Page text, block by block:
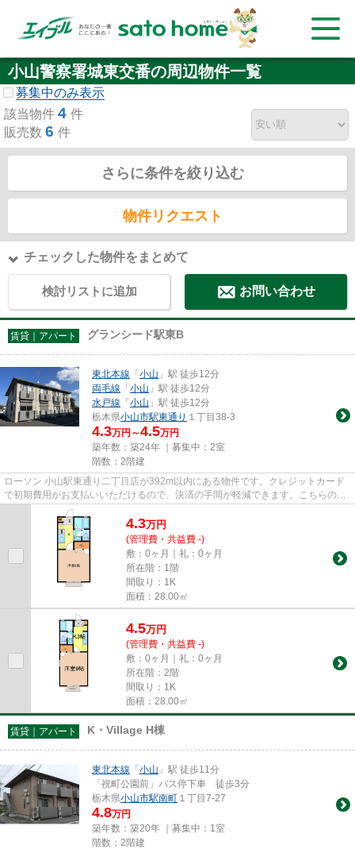
小山警察署城東交番の周辺物件一覧
募集中のみ表示
該当物件 4 件
販売数 6 件
さらに条件を絞り込む
物件リクエスト
チェックした物件をまとめて
検討リストに追加 お問い合わせ
賃貸｜アパート グランシード駅東B
東北本線 「小山 」駅 徒歩12分
両毛線 「小山 」駅 徒歩12分
水戸線 「小山 」駅 徒歩12分
栃木県小山市駅東通り １丁目38-3
4.3万円～4.5万円
築年数：築24年 ｜募集中： 2室
階数：2階建
ローソン 小山駅東通り二丁目店が392m以内にある物件です。クレジットカード
で初期費用がお支払いいただけるので、決済の手間が軽減できます。こちらの物
件はアパートです。徒歩12分で...
4.3万円
(管理費・共益費 -)
敷：0ヶ月｜礼：0ヶ月
所在階：1階
間取り：1K
面積：28.00㎡
4.5万円
(管理費・共益費 -)
敷：0ヶ月｜礼：0ヶ月
所在階：2階
間取り：1K
面積：28.00㎡
賃貸｜アパート K・Village H棟
東北本線 「小山 」駅 徒歩11分
「祝町公園前」バス停下車 徒歩3分
栃木県小山市駅南町 １丁目7-27
4.8万円
築年数：築20年 ｜募集中： 1室
階数：2階建